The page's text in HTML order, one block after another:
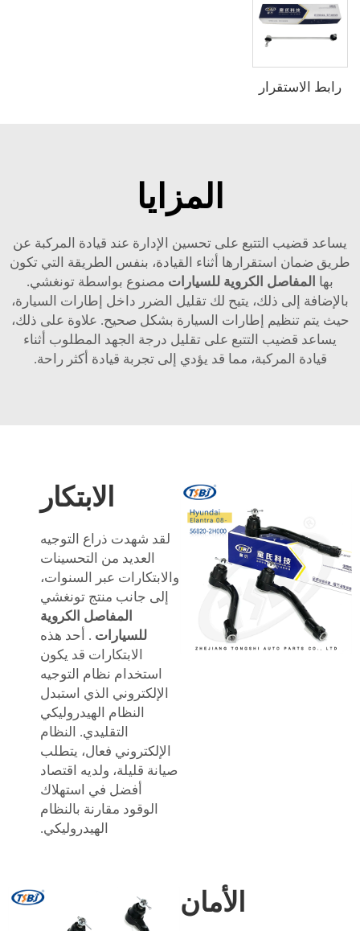
رابط الاستقرار
المزايا
يساعد قضيب التتبع على تحسين الإدارة عند قيادة المركبة عن
طريق ضمان استقرارها أثناء القيادة، بنفس الطريقة التي تكون
بها المفاصل الكروية للسيارات مصنوع بواسطة تونغشي.
بالإضافة إلى ذلك، يتيح لك تقليل الضرر داخل إطارات السيارة،
حيث يتم تنظيم إطارات السيارة بشكل صحيح. علاوة على ذلك،
يساعد قضيب التتبع على تقليل درجة الجهد المطلوب أثناء
قيادة المركبة، مما قد يؤدي إلى تجربة قيادة أكثر راحة.
الابتكار
لقد شهدت ذراع التوجيه
العديد من التحسينات
والابتكارات عبر السنوات،
إلى جانب منتج تونغشي
المفاصل الكروية
للسيارات . أحد هذه
الابتكارات قد يكون
استخدام نظام التوجيه
الإلكتروني الذي استبدل
النظام الهيدروليكي
التقليدي. النظام
الإلكتروني فعال، يتطلب
صيانة قليلة، ولديه اقتصاد
أفضل في استهلاك
الوقود مقارنة بالنظام
الهيدروليكي.
الأمان